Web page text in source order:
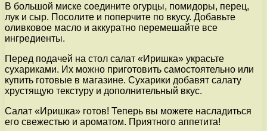
В большой миске соедините огурцы, помидоры, перец,
лук и сыр. Посолите и поперчите по вкусу. Добавьте
оливковое масло и аккуратно перемешайте все
ингредиенты.
Перед подачей на стол салат «Иришка» украсьте
сухариками. Их можно приготовить самостоятельно или
купить готовые в магазине. Сухарики добавят салату
хрустящую текстуру и дополнительный вкус.
Салат «Иришка» готов! Теперь вы можете насладиться
его свежестью и ароматом. Приятного аппетита!